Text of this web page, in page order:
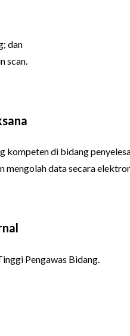
dan
scan.
kompeten di bidang
mengolah data secara
Pengawas Bidang.